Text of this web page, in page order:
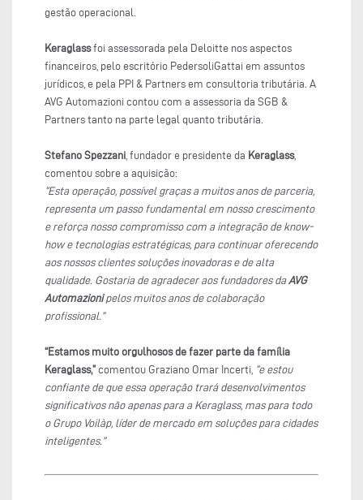
gestão operacional.
Keraglassfoi assessorada pela Deloitte nos aspectos
financeiros, pelo escritório PedersoliGattai em assuntos
jurídicos, e pela PPI & Partners em consultoria tributária. A
AVG Automazioni contou com a assessoria da SGB &
Partners tanto na parte legal quanto tributária.
Stefano Spezzani , fundador e presidente da Keraglass,
comentou sobre a aquisição:
“Esta operação, possível graças a muitos anos de parceria,
representa um passo fundamental em nosso crescimento
e reforça nosso compromisso com a integração de know-
how e tecnologias estratégicas, para continuar oferecendo
aos nossos clientes soluções inovadoras e de alta
qualidade. Gostaria de agradecer aos fundadores daAVG
Automazionipelos muitos anos de colaboração
profissional.”
“Estamos muito orgulhosos de fazer parte da família
Keraglass,”comentou Graziano Omar Incerti, “e estou
confiante de que essa operação trará desenvolvimentos
significativos não apenas para a Keraglass, mas para todo
o Grupo Voilàp, líder de mercado em soluções para cidades
inteligentes.”